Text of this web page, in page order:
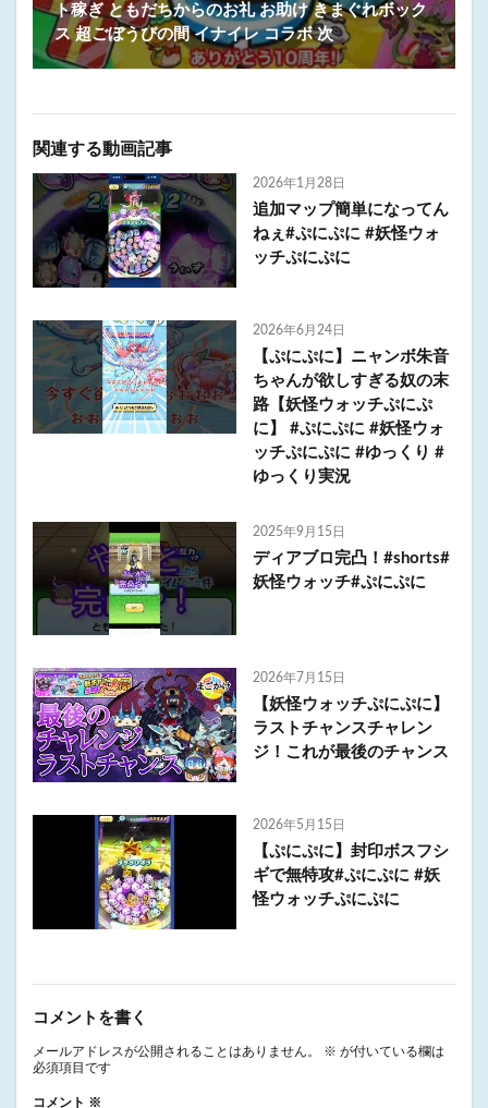
ト稼ぎ ともだちからのお礼 お助け きまぐれボック
ス 超ごぼうびの間 イナイレ コラボ 次
関連する動画記事
2026年1月28日
追加マップ簡単になってん
ねぇ#ぷにぷに #妖怪ウォ
ッチぷにぷに
2026年6月24日
【ぷにぷに】ニャンボ朱音
ちゃんが欲しすぎる奴の末
路【妖怪ウォッチぷにぷ
に】 #ぷにぷに #妖怪ウォ
ッチぷにぷに #ゆっくり #
ゆっくり実況
2025年9月15日
ディアブロ完凸！#shorts#
妖怪ウォッチ#ぷにぷに
2026年7月15日
【妖怪ウォッチぷにぷに】
ラストチャンスチャレン
ジ！これが最後のチャンス
2026年5月15日
【ぷにぷに】封印ボスフシ
ギで無特攻#ぷにぷに #妖
怪ウォッチぷにぷに
コメントを書く
メールアドレスが公開されることはありません。 ※ が付いている欄は
必須項目です
コメント ※